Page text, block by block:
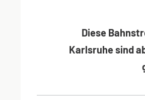
Diese
Karlsruhe sind